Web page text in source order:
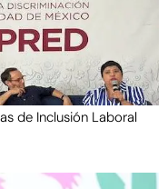
de Inclusión Laboral